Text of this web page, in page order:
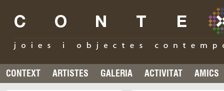
CONTEXT ARTISTES GALERIA ACTIVITAT AMICS